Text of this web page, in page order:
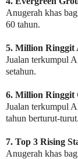
Anugerah khas
60 tahun.
5. Million Ringgit
Jualan terkumpul
setahun.
6. Million Ringgit
Jualan terkumpul
tahun berturut-turut.
7. Top 3 Rising
Anugerah khas